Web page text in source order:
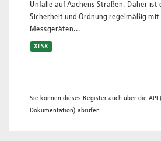
Unfälle auf Aachens Straßen. Daher ist
Sicherheit und Ordnung regelmäßig mit
Messgeräten...
XLSX
Sie können dieses Register auch über die API
Dokumentation) abrufen.